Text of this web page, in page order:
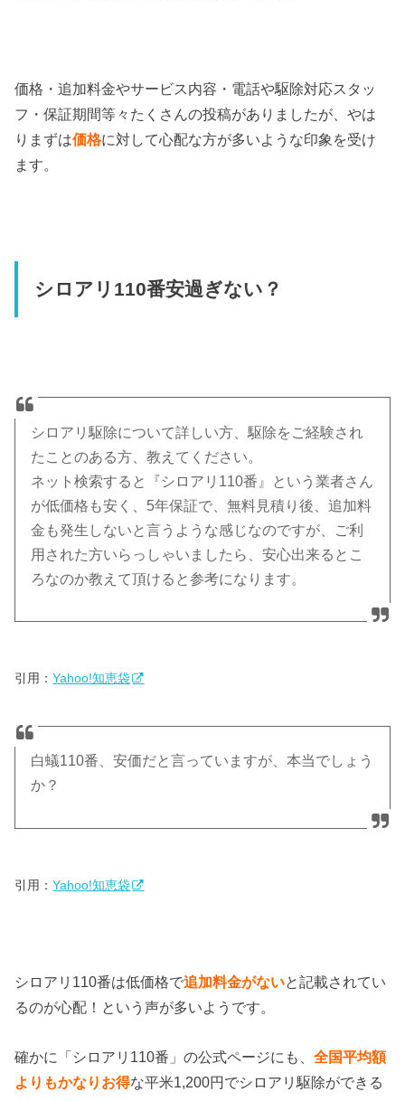
価格・追加料金やサービス内容・電話や駆除対応スタッ
フ・保証期間等々たくさんの投稿がありましたが、やは
りまずは価格に対して心配な方が多いような印象を受け
ます。
シロアリ110番安過ぎない？
シロアリ駆除について詳しい方、駆除をご経験され
たことのある方、教えてください。
ネット検索すると『シロアリ110番』という業者さん
が低価格も安く、5年保証で、無料見積り後、追加料
金も発生しないと言うような感じなのですが、ご利
用された方いらっしゃいましたら、安心出来るとこ
ろなのか教えて頂けると参考になります。
引用：Yahoo!知恵袋
白蟻110番、安価だと言っていますが、本当でしょう
か？
引用：Yahoo!知恵袋
シロアリ110番は低価格で追加料金がないと記載されてい
るのが心配！という声が多いようです。
確かに「シロアリ110番」の公式ページにも、全国平均額
よりもかなりお得な平米1,200円でシロアリ駆除ができる